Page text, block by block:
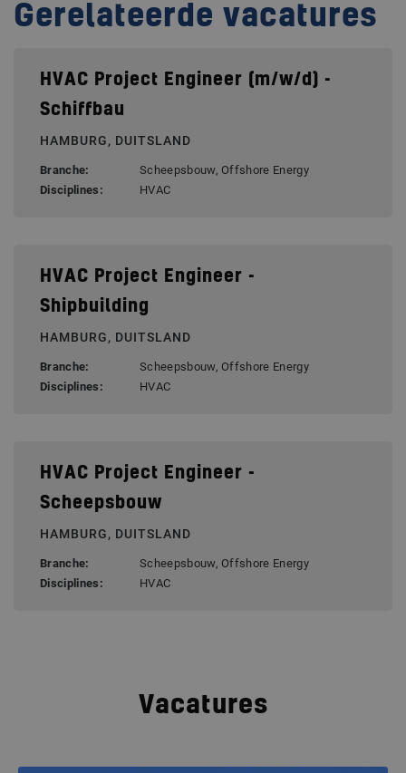
Gerelateerde vacatures
HVAC Project Engineer (m/w/d) -
Schiffbau
HAMBURG, DUITSLAND
Branche:
Scheepsbouw, Offshore Energy
Disciplines:
HVAC
HVAC Project Engineer -
Shipbuilding
HAMBURG, DUITSLAND
Branche:
Scheepsbouw, Offshore Energy
Disciplines:
HVAC
HVAC Project Engineer -
Scheepsbouw
HAMBURG, DUITSLAND
Branche:
Scheepsbouw, Offshore Energy
Disciplines:
HVAC
Vacatures